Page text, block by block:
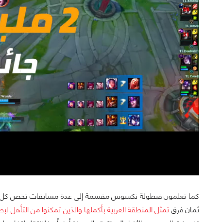
ثمان فرقتمثل المنطقة العربية بأكملها والذين تمكنوا من التأهل